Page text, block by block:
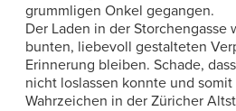
grummligen Onkel gegangen.
Der Laden in der Storchengasse
bunten, liebevoll gestalteten
Erinnerung bleiben. Schade,
nicht loslassen konnte und
Wahrzeichen in der Züricher